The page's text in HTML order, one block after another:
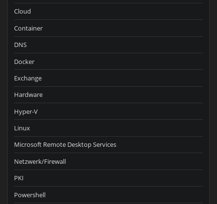
Cloud
Container
DNS
Docker
Exchange
Hardware
Hyper-V
Linux
Microsoft Remote Desktop Services
Netzwerk/Firewall
PKI
Powershell